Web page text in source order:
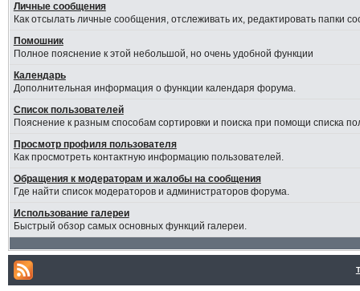
Личные сообщения
Как отсылать личные сообщения, отслеживать их, редактировать папки
Помошник
Полное пояснение к этой небольшой, но очень удобной функции
Календарь
Дополнительная информация о функции календаря форума.
Список пользователей
Пояснение к разным способам сортировки и поиска при помощи списка
Просмотр профиля пользователя
Как просмотреть контактную информацию пользователей.
Обращения к модераторам и жалобы на сообщения
Где найти список модераторов и администраторов форума.
Использование галереи
Быстрый обзор самых основных функций галереи.